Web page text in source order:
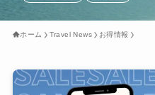
ホーム Travel News お得情報